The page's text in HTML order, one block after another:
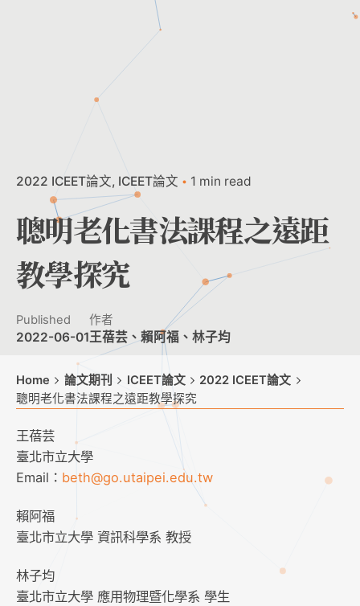
2022 ICEET論文 ICEET論文 1 min read
聰明老化書法課程之遠距
教學探究
Published
2022-06-01
作者
王蓓芸、賴阿福、林子均
Home 論文期刊 ICEET論文
2022 ICEET論文
聰明老化書法課程之遠距教學探究
王蓓芸
臺北市立大學
Email： beth@go.utaipei.edu.tw
賴阿福
臺北市立大學 資訊科學系 教授
林子均
臺北市立大學 應用物理暨化學系 學生